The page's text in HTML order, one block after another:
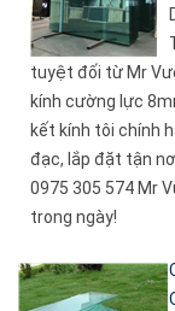
tuyệt đối từ Mr
kính cường lực
kết kính tôi chính
đạc, lắp đặt tận
0975 305 574 Mr
trong ngày!